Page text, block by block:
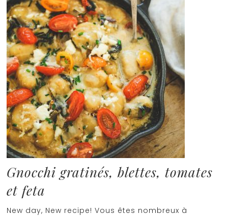
Gnocchi gratinés, blettes, tomates
et feta
New day, New recipe! Vous êtes nombreux à